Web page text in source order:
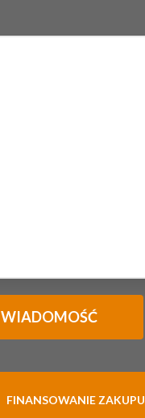
FINANSOWANIE ZAKUPU